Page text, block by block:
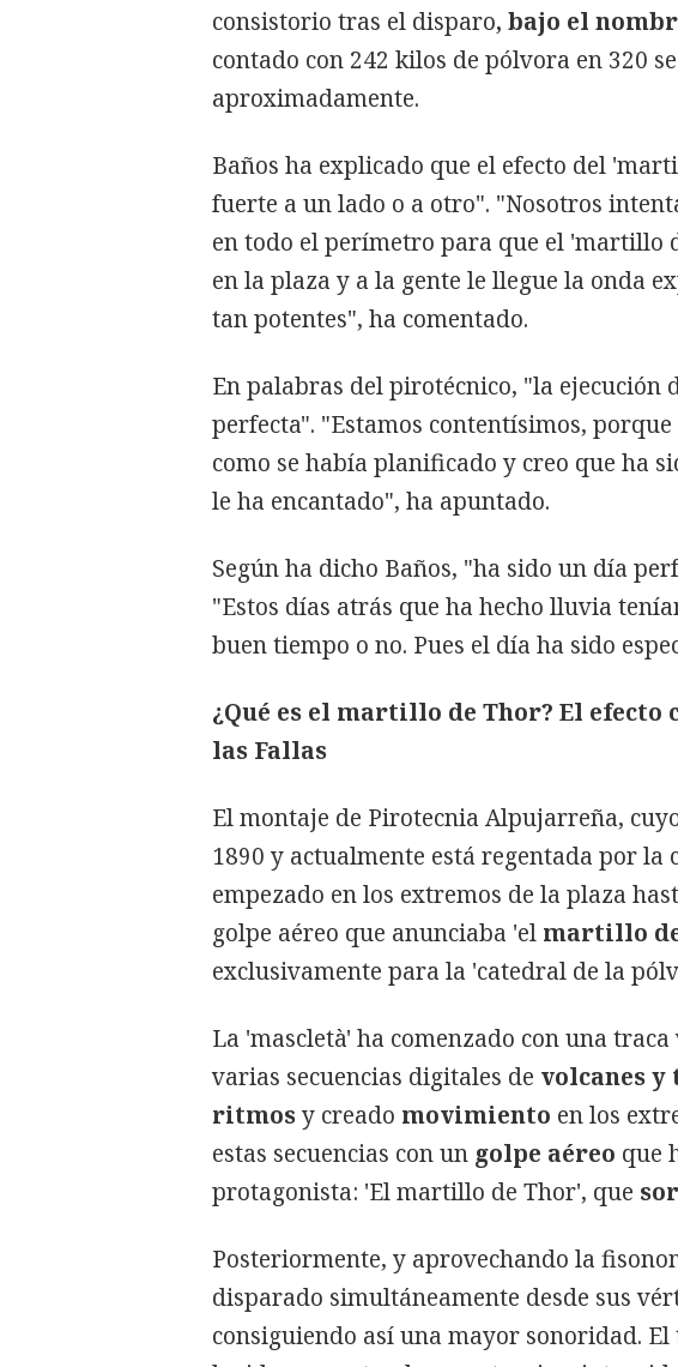
consistorio tras el disparo, bajo el
contado con 242 kilos de pólvora en 320
aproximadamente.
Baños ha explicado que el efecto del
fuerte a un lado o a otro". "Nosotros
en todo el perímetro para que el 'martillo
en la plaza y a la gente le llegue la onda
tan potentes", ha comentado.
En palabras del pirotécnico, "la ejecución
perfecta". "Estamos contentísimos,
como se había planificado y creo que ha
le ha encantado", ha apuntado.
Según ha dicho Baños, "ha sido un día
"Estos días atrás que ha hecho lluvia
buen tiempo o no. Pues el día ha sido
¿Qué es el martillo de Thor? El
las Fallas
El montaje de Pirotecnia Alpujarreña,
1890 y actualmente está regentada por la
empezado en los extremos de la plaza
golpe aéreo que anunciaba 'el martillo
exclusivamente para la 'catedral de la
La 'mascletà' ha comenzado con una
varias secuencias digitales de volcanes y
ritmosy creado movimiento en los
estas secuencias con un golpe aéreo que
protagonista: 'El martillo de Thor', que
Posteriormente, y aprovechando la
disparado simultáneamente desde sus
consiguiendo así una mayor sonoridad.